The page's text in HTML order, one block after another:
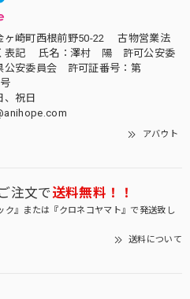
ヶ崎町西根前野50-22 古物営業法
表記 氏名：澤村 陽 許可公安委
公安委員会 許可証番号：第
、祝日
アバウト
注文で送料無料！！
ク』または『クロネコヤマト』で発送致し
送料について